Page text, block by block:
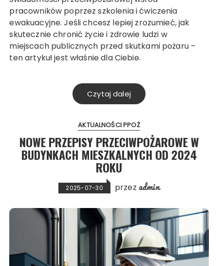
pracowników poprzez szkolenia i ćwiczenia
ewakuacyjne. Jeśli chcesz lepiej zrozumieć, jak
skutecznie chronić życie i zdrowie ludzi w
miejscach publicznych przed skutkami pożaru –
ten artykuł jest właśnie dla Ciebie.
Czytaj dalej
AKTUALNOŚCI PPOŻ
NOWE PRZEPISY PRZECIWPOŻAROWE W
BUDYNKACH MIESZKALNYCH OD 2024
ROKU
2025-07-30 przez admin